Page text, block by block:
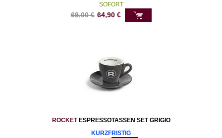
SOFORT
69,00€ 64,90€
ROCKETESPRESSOTASSEN SET GRIGIO
KURZFRISTIG